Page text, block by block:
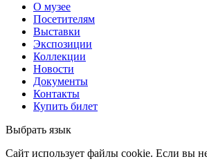
О музее
Посетителям
Выставки
Экспозиции
Коллекции
Новости
Документы
Контакты
Купить билет
Выбрать язык
Cайт использует файлы cookie. Если вы